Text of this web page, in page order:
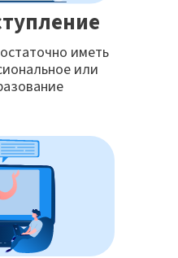
иметь
или